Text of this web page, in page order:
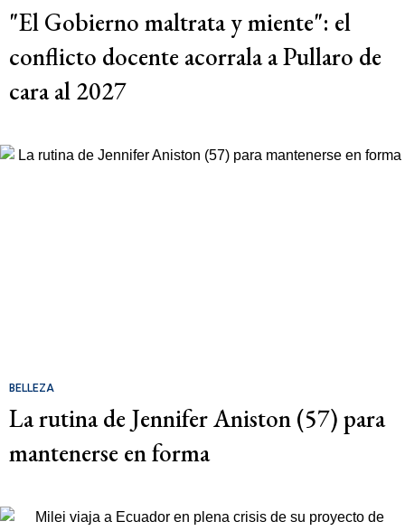
"El Gobierno maltrata y miente": el
conflicto docente acorrala a Pullaro de
cara al 2027
BELLEZA
La rutina de Jennifer Aniston (57) para
mantenerse en forma